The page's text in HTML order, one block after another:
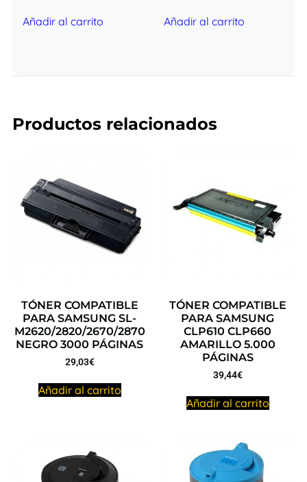
Añadir al carrito Añadir al carrito
Productos relacionados
TÓNER COMPATIBLE
PARA SAMSUNG SL-
M2620/2820/2670/2870
NEGRO 3000 PÁGINAS
29,03€
Añadir al carrito
TÓNER COMPATIBLE
PARA SAMSUNG
CLP610 CLP660
AMARILLO 5.000
PÁGINAS
39,44€
Añadir al carrito